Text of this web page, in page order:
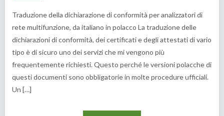
Traduzione della dichiarazione di conformità per analizzatori di
rete multifunzione, da italiano in polacco La traduzione delle
dichiarazioni di conformità, dei certificati e degli attestati di vario
tipo è di sicuro uno dei servizi che mi vengono più
frequentemente richiesti. Questo perché le versioni polacche di
questi documenti sono obbligatorie in molte procedure ufficiali.
Un […]